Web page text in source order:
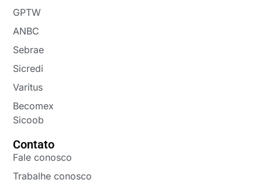
GPTW
ANBC
Sebrae
Sicredi
Varitus
Becomex
Sicoob
Contato
Fale conosco
Trabalhe conosco